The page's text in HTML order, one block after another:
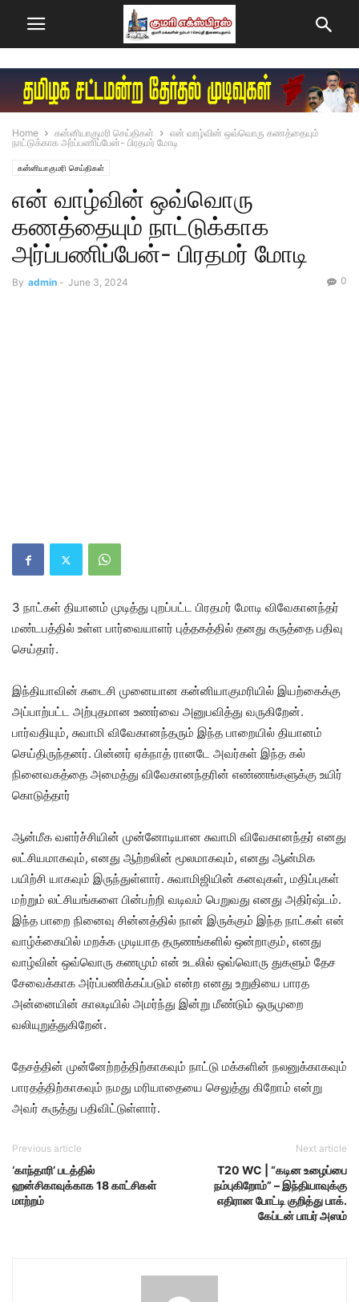
Home கன்னியாகுமரி செய்திகள்
என் வாழ்வின் ஒவ்வொரு கணத்தையும்
நாட்டுக்காக அர்ப்பணிப்பேன்- பிரதமர் மோடி
கன்னியாகுமரி செய்திகள்
என் வாழ்வின் ஒவ்வொரு
கணத்தையும் நாட்டுக்காக
அர்ப்பணிப்பேன்- பிரதமர் மோடி
By admin - June 3, 2024 0
3 நாட்கள் தியானம் முடித்து புறப்பட்ட பிரதமர் மோடி விவேகானந்தர்
மண்டபத்தில் உள்ள பார்வையாளர் புத்தகத்தில் தனது கருத்தை பதிவு
செய்தார்.
இந்தியாவின் கடைசி முனையான கன்னியாகுமரியில் இயற்கைக்கு
அப்பாற்பட்ட அற்புதமான உணர்வை அனுபவித்து வருகிறேன்.
பார்வதியும், சுவாமி விவேகானந்தரும் இந்த பாறையில் தியானம்
செய்திருந்தனர். பின்னர் ஏக்நாத் ரானடே அவர்கள் இந்த கல்
நினைவகத்தை அமைத்து விவேகானந்தரின் எண்ணங்களுக்கு உயிர்
கொடுத்தார்
ஆன்மீக வளர்ச்சியின் முன்னோடியான சுவாமி விவேகானந்தர் எனது
லட்சியமாகவும், எனது ஆற்றலின் மூலமாகவும், எனது ஆன்மிக
பயிற்சி யாகவும் இருந்துள்ளார். சுவாமிஜியின் கனவுகள், மதிப்புகள்
மற்றும் லட்சியங்களை பின்பற்றி வடிவம் பெறுவது எனது அதிர்ஷ்டம்.
இந்த பாறை நினைவு சின்னத்தில் நான் இருக்கும் இந்த நாட்கள் என்
வாழ்க்கையில் மறக்க முடியாத தருணங்களில் ஒன்றாகும், எனது
வாழ்வின் ஒவ்வொரு கணமும் என் உடலில் ஒவ்வொரு துகளும் தேச
சேவைக்காக அர்ப்பணிக்கப்படும் என்ற எனது உறுதியை பாரத
அன்னையின் காலடியில் அமர்ந்து இன்று மீண்டும் ஒருமுறை
வலியுறுத்துகிறேன்.
தேசத்தின் முன்னேற்றத்திற்காகவும் நாட்டு மக்களின் நலனுக்காகவும்
பாரதத்திற்காகவும் நமது மரியாதையை செலுத்து கிறோம் என்று
அவர் கருத்து பதிவிட்டுள்ளார்.
Previous article
‘காந்தாரி’ படத்தில்
ஹன்சிகாவுக்காக 18 காட்சிகள்
மாற்றம்
Next article
T20 WC | “கடின உழைப்பை
நம்புகிறோம்” – இந்தியாவுக்கு
எதிரான போட்டி குறித்து பாக்.
கேப்டன் பாபர் அஸம்